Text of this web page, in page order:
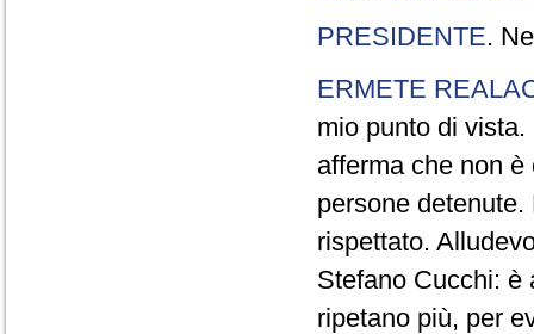
PRESIDENTE.
ERMETE
mio punto di
afferma che non
persone
rispettato.
Stefano Cucchi: è
ripetano più, per